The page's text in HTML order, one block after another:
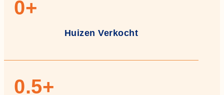
0+
Huizen Verkocht
0.5+